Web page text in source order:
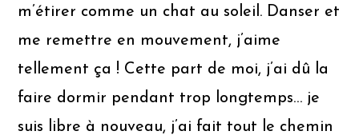
m’étirer comme un chat au soleil. Danser et
me remettre en mouvement, j’aime
tellement ça ! Cette part de moi, j’ai dû la
faire dormir pendant trop longtemps… je
suis libre à nouveau, j’ai fait tout le chemin